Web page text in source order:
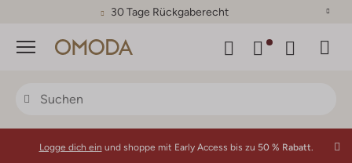
30 Tage Rückgaberecht
Menü
Logge dich ein und shoppe mit Early Access bis zu 50 % Rabatt.